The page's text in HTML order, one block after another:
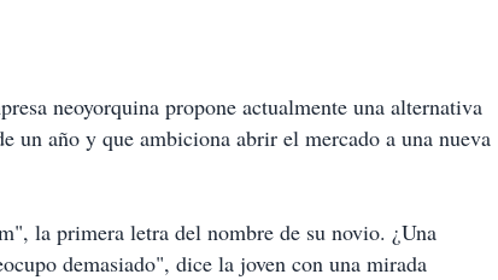
neoyorquina propone actualmente una alternativa
un año y que ambiciona abrir el mercado a una nueva
la primera letra del nombre de su novio. ¿Una
demasiado", dice la joven con una mirada